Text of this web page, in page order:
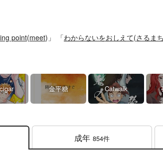
point(meet)」 「わからないをおしえて(さるまち
金平糖 Catwalk
成年 854件